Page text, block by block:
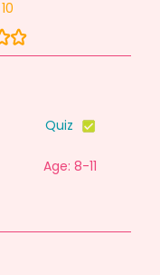
Quiz
Age: 8-11